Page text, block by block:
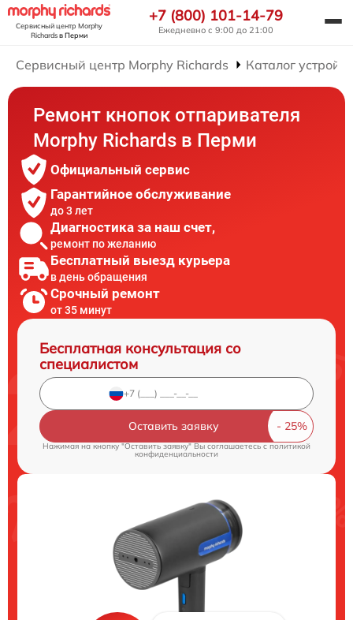
Сервисный центр Morphy
Richardsв Перми
+7 (800) 101-14-79
Ежедневно с 9:00 до 21:00
Сервисный центр Morphy Richards Каталог
Ремонт кнопок отпаривателя
Morphy Richards в Перми
Официальный сервис
Гарантийное обслуживание
до 3 лет
Диагностика за наш счет,
ремонт по желанию
Бесплатный выезд курьера
в день обращения
Срочный ремонт
от 35 минут
Бесплатная консультация со
специалистом
Оставить заявку
Нажимая на кнопку "Оставить заявку" Вы соглашаетесь cполитикой
конфиденциальности